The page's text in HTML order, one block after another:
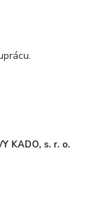
KADO, s. r. o.